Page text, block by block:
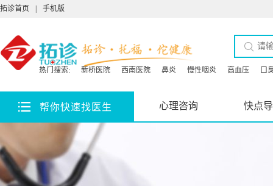
拓诊首页 手机版
热门搜索: 新桥医院 西南医院 鼻炎 慢性咽炎 高血压 口
帮你快速找医生 心理咨询 快点